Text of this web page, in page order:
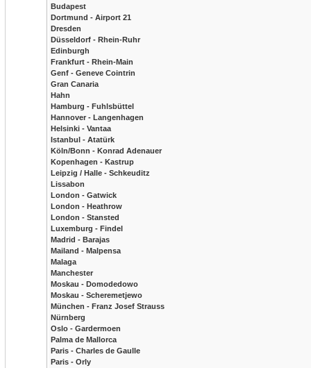
Budapest
Dortmund - Airport 21
Dresden
Düsseldorf - Rhein-Ruhr
Edinburgh
Frankfurt - Rhein-Main
Genf - Geneve Cointrin
Gran Canaria
Hahn
Hamburg - Fuhlsbüttel
Hannover - Langenhagen
Helsinki - Vantaa
Istanbul - Atatürk
Köln/Bonn - Konrad Adenauer
Kopenhagen - Kastrup
Leipzig / Halle - Schkeuditz
Lissabon
London - Gatwick
London - Heathrow
London - Stansted
Luxemburg - Findel
Madrid - Barajas
Mailand - Malpensa
Malaga
Manchester
Moskau - Domodedowo
Moskau - Scheremetjewo
München - Franz Josef Strauss
Nürnberg
Oslo - Gardermoen
Palma de Mallorca
Paris - Charles de Gaulle
Paris - Orly